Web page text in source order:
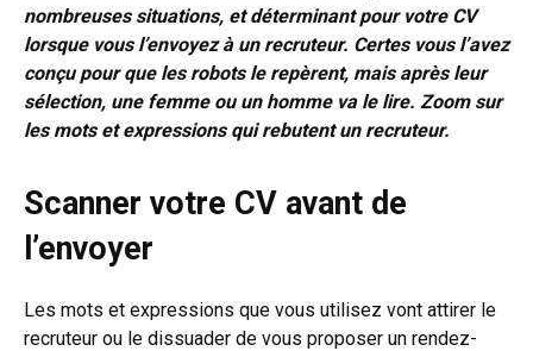
nombreuses situations, et déterminant pour votre CV
lorsque vous l’envoyez à un recruteur. Certes vous l’avez
conçu pour que les robots le repèrent, mais après leur
sélection, une femme ou un homme va le lire. Zoom sur
les mots et expressions qui rebutent un recruteur.
Scanner votre CV avant de
l’envoyer
Les mots et expressions que vous utilisez vont attirer le
recruteur ou le dissuader de vous proposer un rendez-